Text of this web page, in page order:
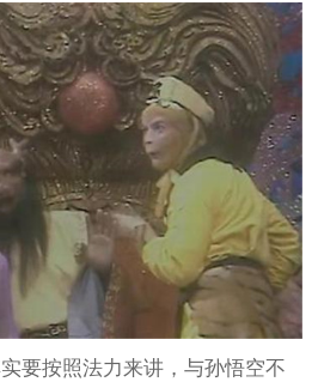
要按照法力来讲，与孙悟空不